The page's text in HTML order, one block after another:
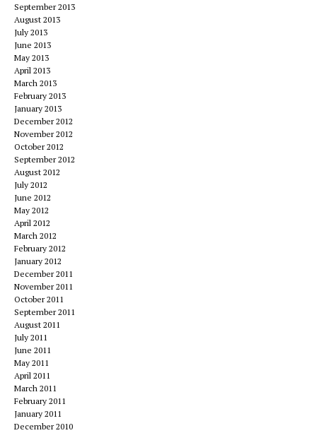
September 2013
August 2013
July 2013
June 2013
May 2013
April 2013
March 2013
February 2013
January 2013
December 2012
November 2012
October 2012
September 2012
August 2012
July 2012
June 2012
May 2012
April 2012
March 2012
February 2012
January 2012
December 2011
November 2011
October 2011
September 2011
August 2011
July 2011
June 2011
May 2011
April 2011
March 2011
February 2011
January 2011
December 2010